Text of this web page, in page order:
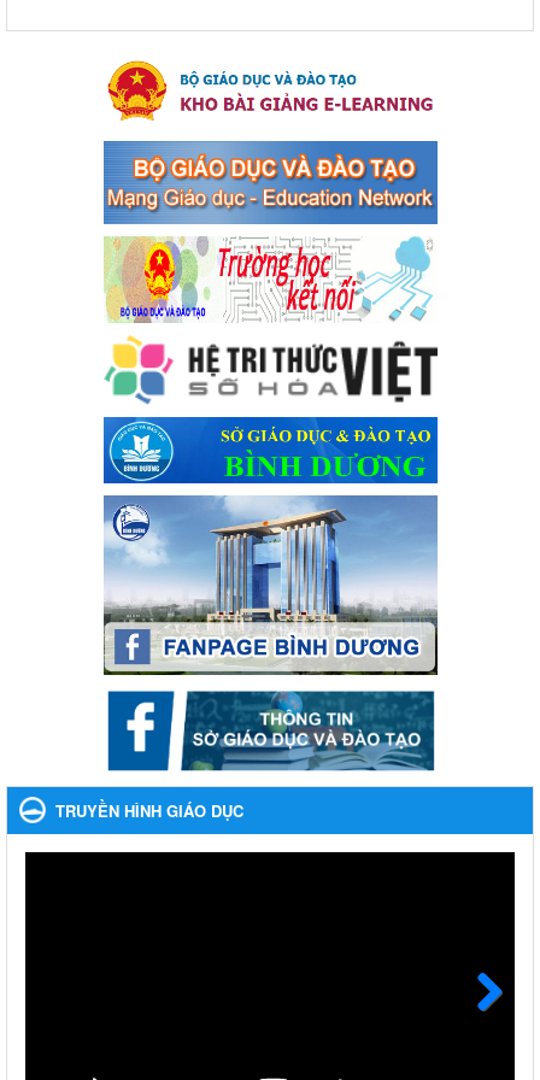
của Thủ tướng Chính phủ về tăng cường phòng ngừa, đấu
tranh tội phạm, vi phạm pháp luật liên quan đến hoạt động
tổ chức đánh bạc và đánh bạc
Kế hoạch thực hiện Chỉ thị số 16/CT-TTg ngày 27/05/2023 của
phạm, vi phạm pháp luật liên quan đến hoạt động tổ chức đánh
bạc và đánh bạc
Ngày ban hành: 04/03/2024
Kế hoạch Tổ chức Hội trại truyền thống học sinh thị xã Bến
Cát Lần thứ VIII, năm học 2023-2024
Kế hoạch Tổ chức Hội trại truyền thống học sinh thị xã Bến Cát
Lần thứ VIII, năm học 2023-2024
Ngày ban hành: 28/12/2023
Phối hợp rà soát nhu cầu tiêm vắc xin phòng Covid 19
Phối hợp rà soát nhu cầu tiêm vắc xin phòng Covid 19
Ngày ban hành: 22/11/2023
Phát động, triển khai Cuộc thi " An toàn giao thông cho nụ
cười ngày mai" dành cho học sinh và giáo viên trung học
năm học 2023-2024
Phát động, triển khai Cuộc thi " An toàn giao thông cho nụ cười
ngày mai" dành cho học sinh và giáo viên trung học năm học
Ngày ban hành: 22/11/2023
Nhắc nhỡ thực hiện thanh toán không dùng tiền mặt các
khoản thu trong nhà trường năm học 2023-2024 và các năm
Nhắc nhỡ thực hiện thanh toán không dùng tiền mặt các khoản
thu trong nhà trường năm học 2023-2024 và các năm tiếp theo
Ngày ban hành: 27/09/2023
bổng, hỗ trợ của Chương trình "Tiếp sức đến trường" năm
TRUYỀN HÌNH GIÁO DỤC